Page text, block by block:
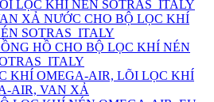
LỌC KHÍ NÉN SOTRAS_ITALY
XẢ NƯỚC CHO BỘ LỌC KHÍ
SOTRAS_ITALY
HỒ CHO BỘ LỌC KHÍ NÉN
KHÍ OMEGA-AIR, LÕI LỌC KHÍ
AIR, VAN XẢ